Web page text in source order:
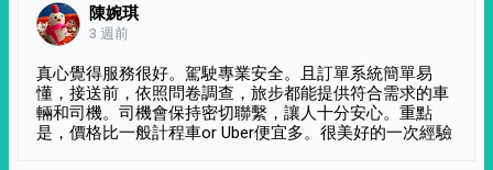
陳婉琪
3 週前
真心覺得服務很好。駕駛專業安全。且訂單系統簡單易
懂，接送前，依照問卷調查，旅步都能提供符合需求的車
輛和司機。司機會保持密切聯繫，讓人十分安心。重點
是，價格比一般計程車or Uber便宜多。很美好的一次經驗